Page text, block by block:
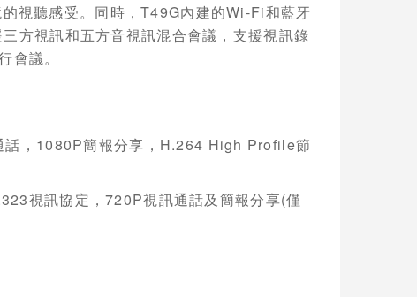
視聽感受。同時，T49G內建的Wi-Fi和藍牙
方視訊和五方音視訊混合會議，支援視訊錄
會議。
， 1080P簡報分享， H.264 High Profile節
視訊協定，720P視訊通話及簡報分享(僅